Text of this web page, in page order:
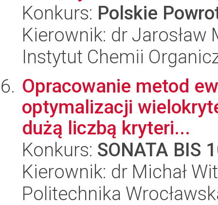
Konkurs: Polskie
Kierownik: dr Jarosław
Instytut Chemii
Opracowanie metod
optymalizacji
dużą liczbą kryteri...
Konkurs: SONATA BIS
Kierownik: dr Michał
Politechnika